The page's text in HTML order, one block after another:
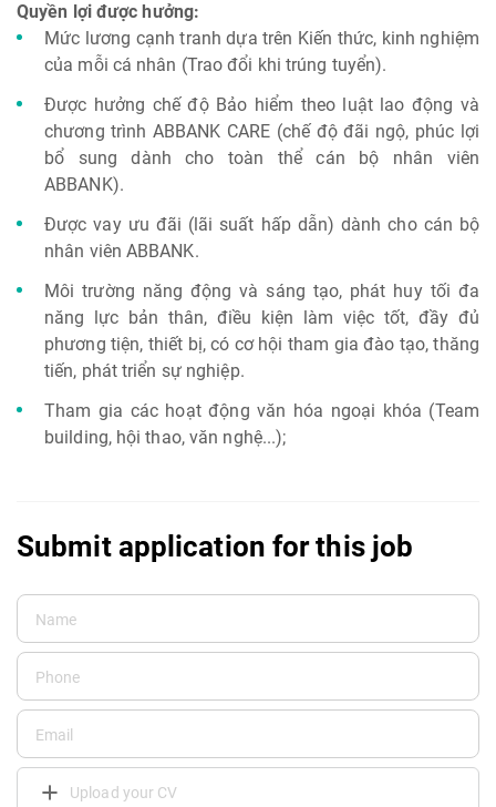
Quyền lợi được hưởng:
Mức lương cạnh tranh dựa trên Kiến thức, kinh nghiệm
của mỗi cá nhân (Trao đổi khi trúng tuyển).
Được hưởng chế độ Bảo hiểm theo luật lao động và
chương trình ABBANK CARE (chế độ đãi ngộ, phúc lợi
bổ sung dành cho toàn thể cán bộ nhân viên
ABBANK).
Được vay ưu đãi (lãi suất hấp dẫn) dành cho cán bộ
nhân viên ABBANK.
Môi trường năng động và sáng tạo, phát huy tối đa
năng lực bản thân, điều kiện làm việc tốt, đầy đủ
phương tiện, thiết bị, có cơ hội tham gia đào tạo, thăng
tiến, phát triển sự nghiệp.
Tham gia các hoạt động văn hóa ngoại khóa (Team
building, hội thao, văn nghệ...);
Submit application for this job
Upload your CV